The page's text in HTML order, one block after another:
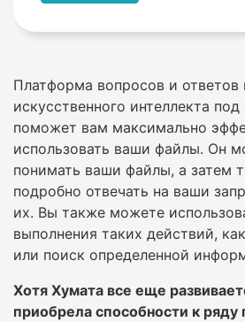
Платформа вопросов и ответов
искусственного интеллекта
поможет вам максимально
использовать ваши файлы. Он
понимать ваши файлы, а затем
подробно отвечать на ваши
их. Вы также можете
выполнения таких действий,
или поиск определенной
Хотя Хумата все еще
приобрела способности к